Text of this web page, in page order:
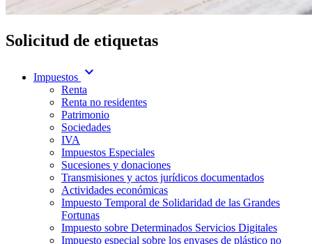
Solicitud de etiquetas
Impuestos expand_more
Renta
Renta no residentes
Patrimonio
Sociedades
IVA
Impuestos Especiales
Sucesiones y donaciones
Transmisiones y actos jurídicos documentados
Actividades económicas
Impuesto Temporal de Solidaridad de las Grandes
Fortunas
Impuesto sobre Determinados Servicios Digitales
Impuesto especial sobre los envases de plástico no